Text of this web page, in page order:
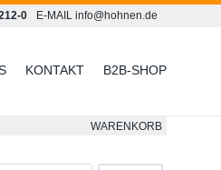
E-MAIL info@hohnen.de
0
B2B-SHOP
KONTAKT
WARENKORB